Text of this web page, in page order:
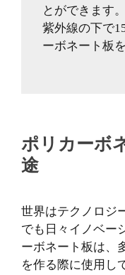
とができます
紫外線の下で
ーボネート板
ポリカーボ
途
世界はテクノロジ
でも日々イノベー
ーボネート板は、
を作る際に使用し